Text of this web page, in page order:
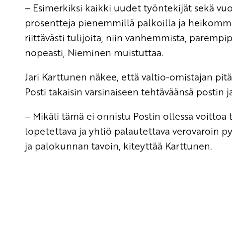
– Esimerkiksi kaikki uudet työntekijät sekä
prosentteja pienemmillä palkoilla ja
riittävästi tulijoita, niin vanhemmista,
nopeasti, Nieminen muistuttaa.
Jari Karttunen näkee, että valtio-omistajan
Posti takaisin varsinaiseen tehtäväänsä postin
– Mikäli tämä ei onnistu Postin ollessa
lopetettava ja yhtiö palautettava verovaroin
ja palokunnan tavoin, kiteyttää Karttunen.